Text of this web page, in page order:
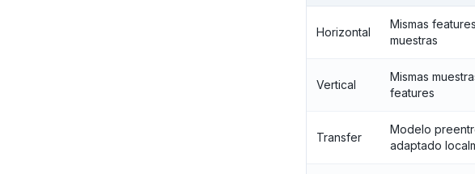
Horizontal
Mismas
muestras
Vertical
Mismas
features
Transfer
Modelo
adaptado